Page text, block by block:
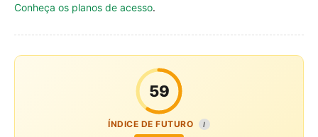
Conheça os planos de acesso.
59
ÍNDICE DE FUTURO I